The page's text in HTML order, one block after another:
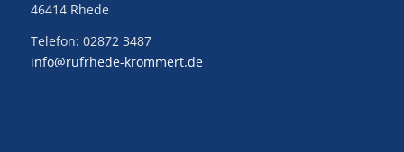
46414 Rhede
Telefon: 02872 3487
info@rufrhede-krommert.de